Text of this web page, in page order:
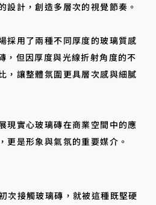
設計，創造多層次的視覺節奏。
採用了兩種不同厚度的玻璃質感
但因厚度與光線折射角度的不
，讓整體氛圍更具層次感與細膩
現實心玻璃磚在商業空間中的應
更是形象與氣氛的重要媒介。
接觸玻璃磚，就被這種既堅硬